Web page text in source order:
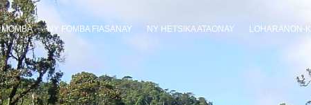
MOMBA NY FOMBA FIASANAY NY HETSIKA ATAONAY LOHARANON-